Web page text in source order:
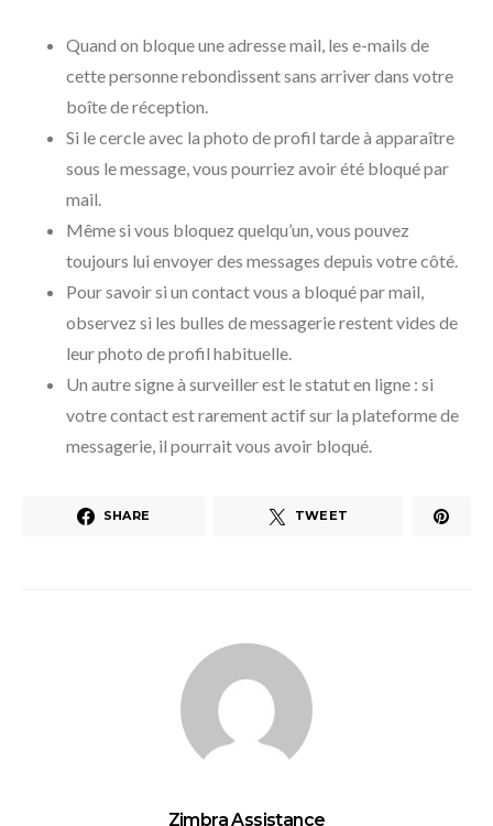
Quand on bloque une adresse mail, les e-mails de
cette personne rebondissent sans arriver dans votre
boîte de réception.
Si le cercle avec la photo de profil tarde à apparaître
sous le message, vous pourriez avoir été bloqué par
mail.
Même si vous bloquez quelqu’un, vous pouvez
toujours lui envoyer des messages depuis votre côté.
Pour savoir si un contact vous a bloqué par mail,
observez si les bulles de messagerie restent vides de
leur photo de profil habituelle.
Un autre signe à surveiller est le statut en ligne : si
votre contact est rarement actif sur la plateforme de
messagerie, il pourrait vous avoir bloqué.
SHARE TWEET
Zimbra Assistance